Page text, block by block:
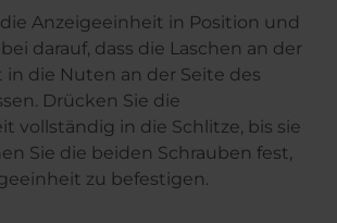
Anzeigeeinheit in Position und
darauf, dass die Laschen an der
die Nuten an der Seite des
Drücken Sie die
vollständig in die Schlitze, bis sie
Sie die beiden Schrauben fest,
zu befestigen.